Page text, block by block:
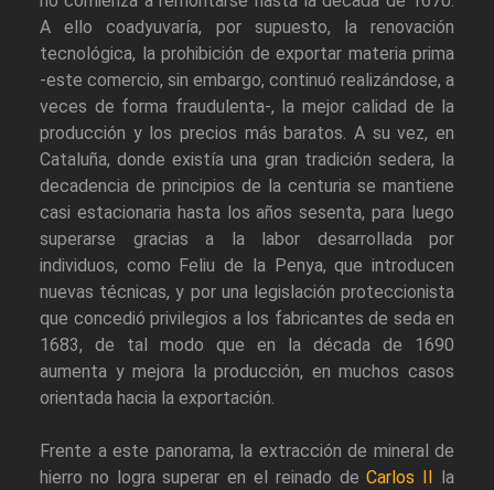
A ello coadyuvaría, por supuesto, la renovación
tecnológica, la prohibición de exportar materia prima
-este comercio, sin embargo, continuó realizándose, a
veces de forma fraudulenta-, la mejor calidad de la
producción y los precios más baratos. A su vez, en
Cataluña, donde existía una gran tradición sedera, la
decadencia de principios de la centuria se mantiene
casi estacionaria hasta los años sesenta, para luego
superarse gracias a la labor desarrollada por
individuos, como Feliu de la Penya, que introducen
nuevas técnicas, y por una legislación proteccionista
que concedió privilegios a los fabricantes de seda en
1683, de tal modo que en la década de 1690
aumenta y mejora la producción, en muchos casos
orientada hacia la exportación.
Frente a este panorama, la extracción de mineral de
hierro no logra superar en el reinado deCarlos II
la